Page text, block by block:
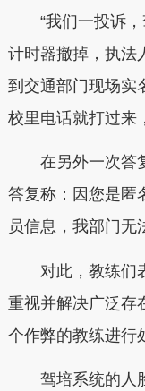
“我们一投诉
计时器撤掉，执法
到交通部门现场实
校里电话就打过来
在另外一次答
答复称：因您是匿
员信息，我部门无
对此，教练们
重视并解决广泛存
个作弊的教练进行
驾培系统的人